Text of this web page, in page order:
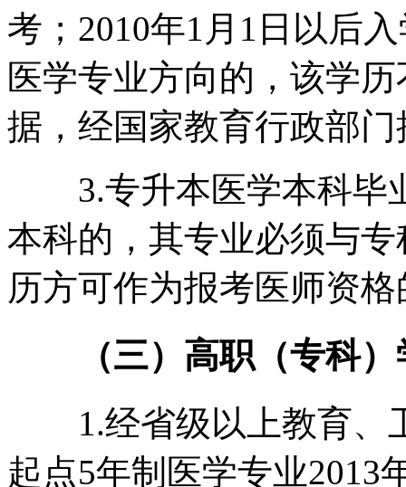
考；2010年1月1日以后
医学专业方向的，该学
据，经国家教育行政部
3.专升本医学本科毕
本科的，其专业必须与
历方可作为报考医师资
（三）高职（专科）
1.经省级以上教育、
起点5年制医学专业2013